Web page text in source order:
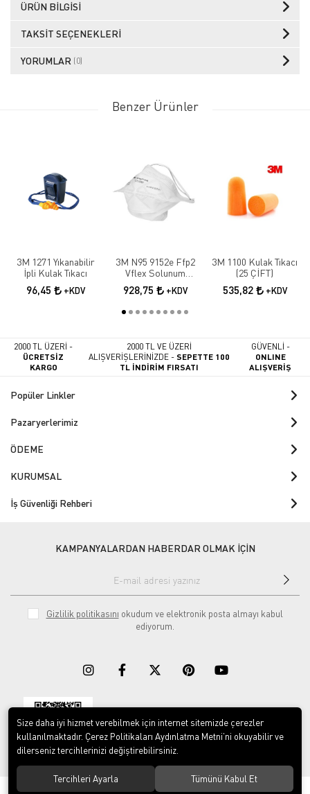
ÜRÜN BILGISI
TAKSIT SEÇENEKLERI
YORUMLAR (0)
Benzer Ürünler
3M 1271 Yıkanabilir
İpli Kulak Tıkacı
96,45 +KDV
3M N95 9152e Ffp2
Vflex Solunum
Maskesi 10 Adet
928,75 +KDV
3M 1100 Kulak Tıkacı
(25 ÇİFT)
535,82 +KDV
2000 TL ÜZERİ -
ÜCRETSİZ
KARGO
2000 TL VE ÜZERİ
ALIŞVERİŞLERİNİZDE -SEPETTE 100
TL İNDİRİM FIRSATI
GÜVENLİ -
ONLINE
ALIŞVERİŞ
Popüler Linkler
Pazaryerlerimiz
ÖDEME
KURUMSAL
İş Güvenliği Rehberi
KAMPANYALARDAN HABERDAR OLMAK İÇİN
Gizlilik politikasını okudum ve elektronik posta almayı kabul
ediyorum.
Download on the
App Store
Download on
Google play
Size daha iyi hizmet verebilmek için internet sitemizde çerezler
kullanılmaktadır. Çerez Politikaları Aydınlatma Metni’ni okuyabilir ve
dilerseniz tercihlerinizi değiştirebilirsiniz.
Tercihleri Ayarla Tümünü Kabul Et